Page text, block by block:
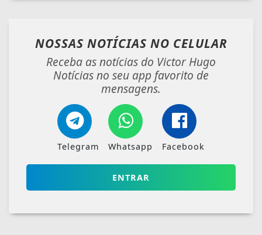
NOSSAS NOTÍCIAS NO CELULAR
Receba as notícias do Victor Hugo
Notícias no seu app favorito de
mensagens.
Telegram Whatsapp Facebook
ENTRAR